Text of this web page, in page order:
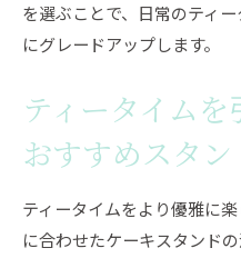
を選ぶことで、日常のティ
にグレードアップします。
ティータイム
おすすめスタン
ティータイムをより優雅に
に合わせたケーキスタンド